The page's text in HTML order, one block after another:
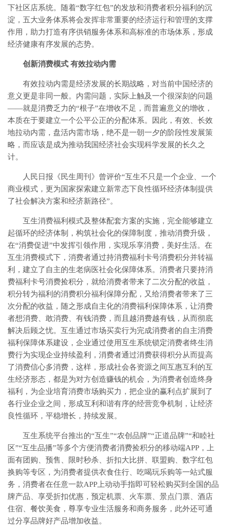
下社区店系统。随着“数字红包”的发放和消费者积分福利的沉
淀，五大业务体系将会发挥非常重要的经济运行和管理的支撑
作用，助力打造有序供销服务体系和高标准的市场体系，形成
经济健康有序发展的态势。
创新消费模式 有效拉动内需
有效拉动内需是经济发展的长期战略，对当前中国经济的
意义更是非同一般。内需问题，实际上触及一个很深刻的问题
——就是消费乏力的“根子”在增收不足，而普遍意义的增收，
本质在于要建立一个公平公正的分配体系。因此，有效、长效
地拉动内需，盘活内需市场，绝不是一朝一夕的阶段性发展策
略，而应该是成为推动我国经济社会实现科学发展的长久之
计。
人民日报《民生周刊》曾评价“互生不只是一个企业、一个
商业模式，更为国家探索建立新常态下良性循环经济体制提供
了社会解决方案和经济新路径”。
互生消费福利模式及整体配套方案的实施，完全能够建立
起循环的经济体制，构筑社会化的保障制度，推动消费升级，
在“消费促进”中发挥引领作用，实现乐享消费，美好生活。在
互生消费模式下，消费者通过持消费福利卡号消费积分并转福
利，建立了自主的生老病医社会化保障体系。消费者只要持消
费福利卡号消费捡积分，就给消费者带来了二次分配的收益，
积分转为福利的消费积分福利保障分配，又给消费者带来了三
次分配的收益，随之形成自主化的消费福利保障体系，让消费
者想消费、敢消费、有钱消费，而且越消费越有钱，从而彻底
解决后顾之忧。互生通过市场买卖行为完成消费者的自主消费
福利保障体系建设，企业通过使用互生系统锁定消费者终生消
费行为实现企业持续盈利，消费者通过消费获得积分从而提高
了消费信心多消费，这样，形成社会各资源之间互惠互利的互
生经济形态，都是为对方创造赚钱的机会，为消费者创造终身
福利，为企业培育消费市场购买力，把企业的赢利点扩展到了
各行业企业之间，形成互利和谐有序的经营竞争机制，让经济
良性循环，平稳增长，持续发展。
互生系统平台推出的“互生”“农创品牌”“正道品牌”“和睦社
区”“互生品播”等多个方便消费者消费捡积分的移动端APP，上
面有团购、预售、限时秒杀、折扣大比拼、联盟购、数字红包
换购等专区，为消费者提供衣食住行、吃喝玩乐购等一站式服
务，消费者在任意一款APP上动动手指即可轻松购买到全国的品
牌产品、享受折扣优惠，预定机票、火车票、景点门票、酒店
住宿、餐饮美食，尊享专业生活服务和商务服务，此外还可通
过分享品牌好产品增加收益。